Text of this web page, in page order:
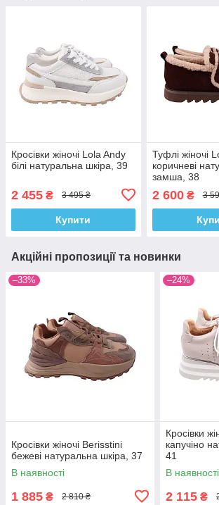
Кросівки жіночі Lola Andy
білі натуральна шкіра, 39
2 455 ₴ 3 495 ₴
Купити
Туфлі жіночі
коричневі
замша, 38
2 600₴ 3
Акційні пропозиції та новинки
–33%
Кросівки жіночі Berisstini
бежеві натуральна шкіра, 37
В наявності
1 885 ₴ 2 810 ₴
–24%
Кросівки
капучіно
41
В наявності
2 115 ₴